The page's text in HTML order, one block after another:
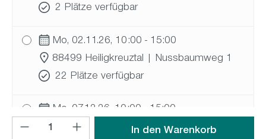
2 Plätze verfügbar
Mo, 02.11.26, 10:00 - 15:00
88499 Heiligkreuztal | Nussbaumweg 1
22 Plätze verfügbar
Mo, 07.12.26, 10:00 - 15:00
88499 Heiligkreuztal| Nussbaumweg 1
Produkt Anzahl: Gib den gewünschten Wert ein oder
In den Warenkorb